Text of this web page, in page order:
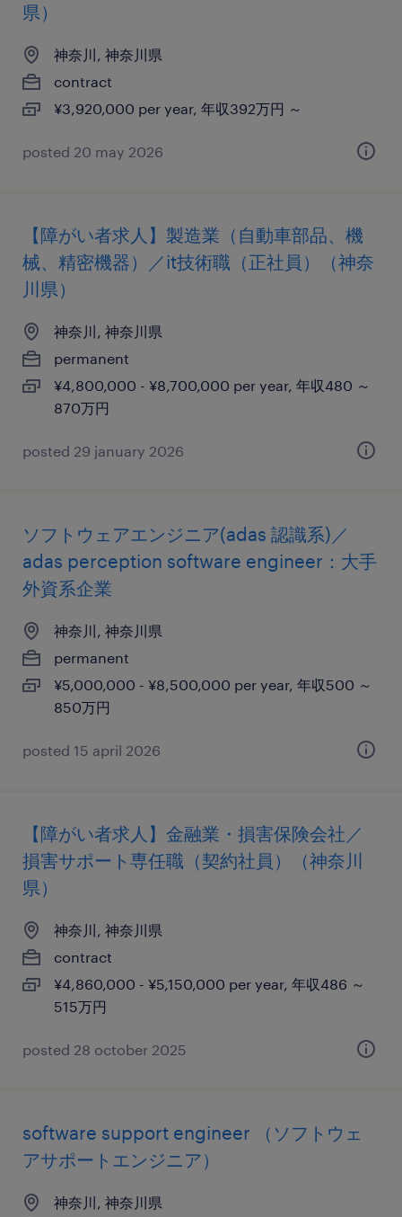
県）
神奈川, 神奈川県
contract
¥3,920,000 per year, 年収392万円 ～
posted 20 may 2026
【障がい者求人】製造業（自動車部品、機
械、精密機器）／it技術職（正社員）（神奈
川県）
神奈川, 神奈川県
permanent
¥4,800,000 - ¥8,700,000 per year, 年収480 ～
870万円
posted 29 january 2026
ソフトウェアエンジニア(adas 認識系)／
adas perception software engineer：大手
外資系企業
神奈川, 神奈川県
permanent
¥5,000,000 - ¥8,500,000 per year, 年収500 ～
850万円
posted 15 april 2026
【障がい者求人】金融業・損害保険会社／
損害サポート専任職（契約社員）（神奈川
県）
神奈川, 神奈川県
contract
¥4,860,000 - ¥5,150,000 per year, 年収486 ～
515万円
posted 28 october 2025
software support engineer （ソフトウェ
アサポートエンジニア）
神奈川, 神奈川県